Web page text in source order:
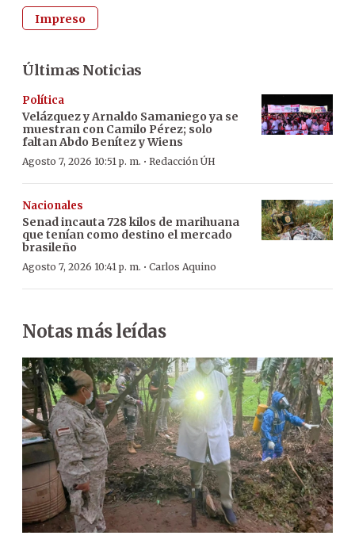
Impreso
Últimas Noticias
Política
Velázquez y Arnaldo Samaniego ya se
muestran con Camilo Pérez; solo
faltan Abdo Benítez y Wiens
Agosto 7, 2026 10:51 p. m. · Redacción ÚH
Nacionales
Senad incauta 728 kilos de marihuana
que tenían como destino el mercado
brasileño
Agosto 7, 2026 10:41 p. m. · Carlos Aquino
Notas más leídas